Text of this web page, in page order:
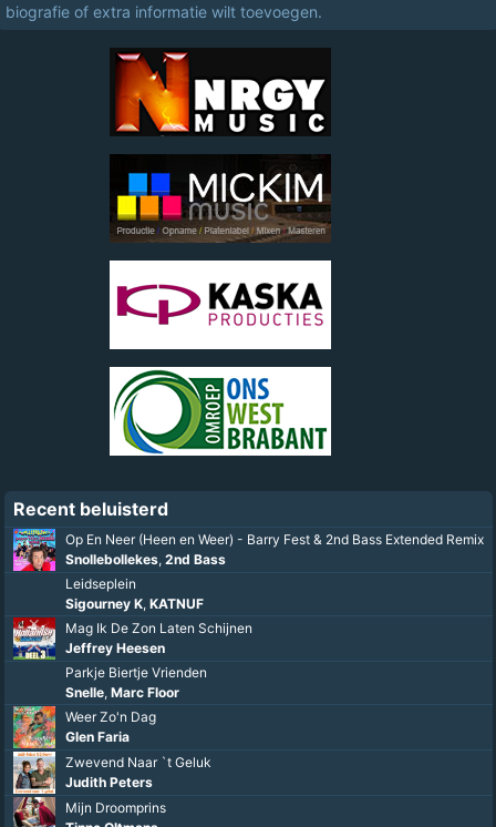
biografie of extra informatie wilt toevoegen.
Recent beluisterd
Op En Neer (Heen en Weer) - Barry Fest & 2nd Bass Extended Remix
Snollebollekes, 2nd Bass
Leidseplein
Sigourney K, KATNUF
Mag Ik De Zon Laten Schijnen
Jeffrey Heesen
Parkje Biertje Vrienden
Snelle, Marc Floor
Weer Zo'n Dag
Glen Faria
Zwevend Naar `t Geluk
Judith Peters
Mijn Droomprins